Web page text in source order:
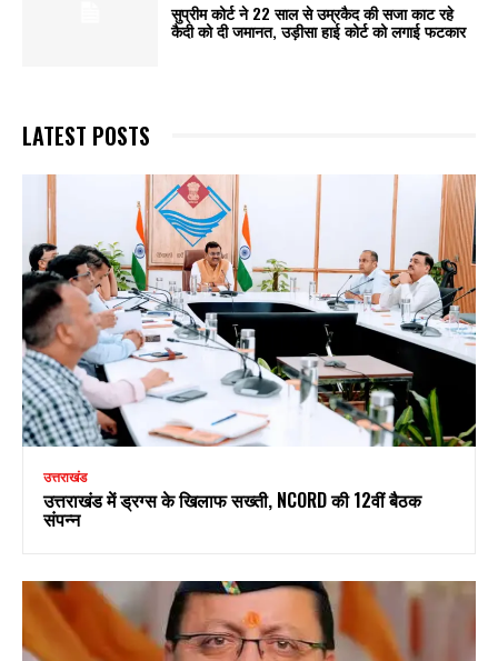
सुप्रीम कोर्ट ने 22 साल से उम्रकैद की सजा काट रहे
कैदी को दी जमानत, उड़ीसा हाई कोर्ट को लगाई फटकार
LATEST POSTS
उत्तराखंड
उत्तराखंड में ड्रग्स के खिलाफ सख्ती, NCORD की 12वीं बैठक
संपन्न